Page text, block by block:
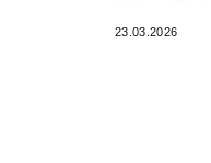
23.03.2026